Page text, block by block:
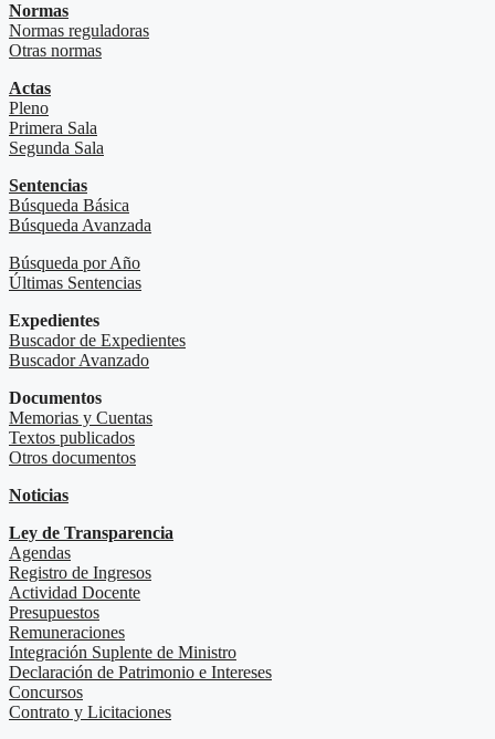
Normas
Normas reguladoras
Otras normas
Actas
Pleno
Primera Sala
Segunda Sala
Sentencias
Búsqueda Básica
Búsqueda Avanzada
Búsqueda por Año
Últimas Sentencias
Expedientes
Buscador de Expedientes
Buscador Avanzado
Documentos
Memorias y Cuentas
Textos publicados
Otros documentos
Noticias
Ley de Transparencia
Agendas
Registro de Ingresos
Actividad Docente
Presupuestos
Remuneraciones
Integración Suplente de Ministro
Declaración de Patrimonio e Intereses
Concursos
Contrato y Licitaciones